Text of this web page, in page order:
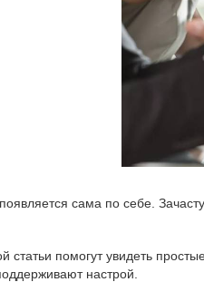
сама по себе.
статьи помогут увидеть
настрой.